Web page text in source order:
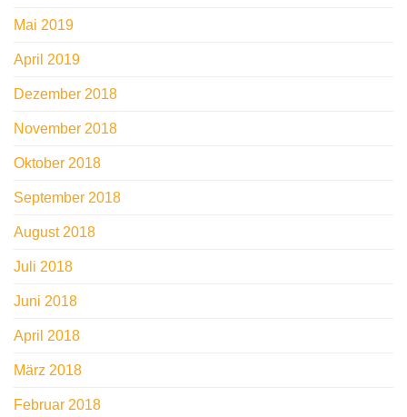
Mai 2019
April 2019
Dezember 2018
November 2018
Oktober 2018
September 2018
August 2018
Juli 2018
Juni 2018
April 2018
März 2018
Februar 2018